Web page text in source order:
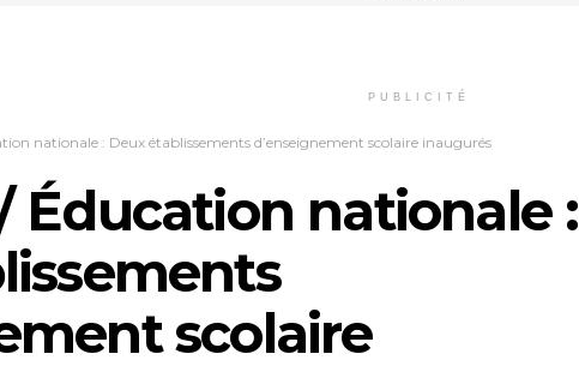
PUBLICITÉ
nationale : Deux établissements d’enseignement scolaire inaugurés
Éducation nationale :
scolaire